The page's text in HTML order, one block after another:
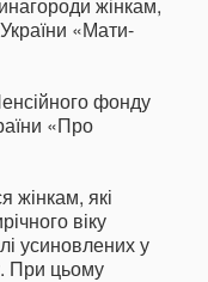
жінкам,
«Мати-
фонду
«Про
жінкам, які
віку
усиновлених у
При цьому